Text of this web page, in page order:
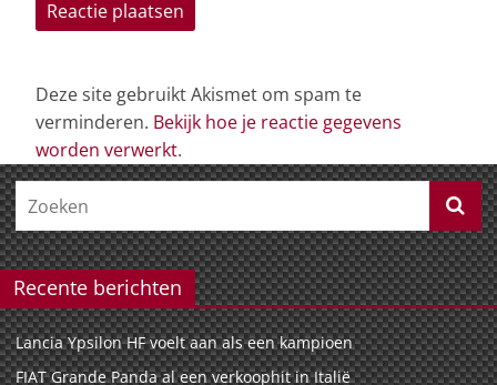
Deze site gebruikt Akismet om spam te
verminderen. Bekijk hoe je reactie gegevens
worden verwerkt.
Recente berichten
Lancia Ypsilon HF voelt aan als een kampioen
FIAT Grande Panda al een verkoophit in Italië